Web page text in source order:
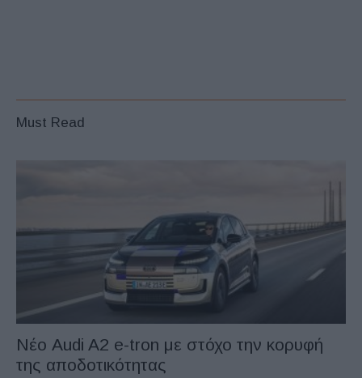
Must Read
Νέο Audi A2 e-tron με στόχο την κορυφή
της αποδοτικότητας